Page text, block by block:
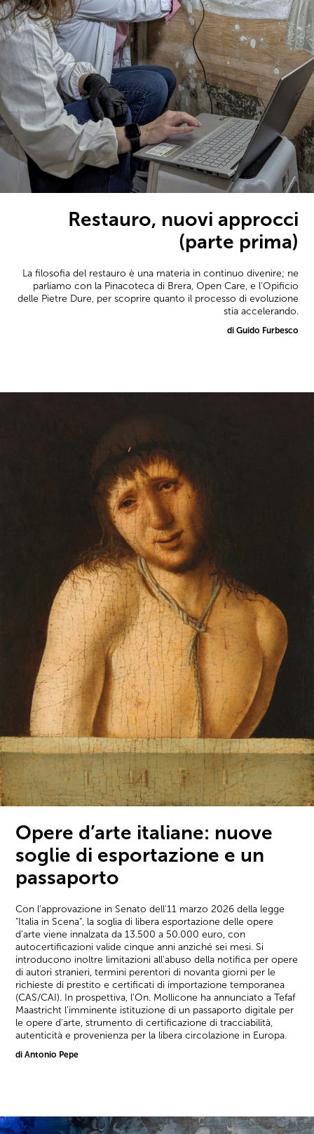
Restauro, nuovi approcci
(parte prima)
La filosofia del restauro è una materia in continuo divenire; ne
parliamo con la Pinacoteca di Brera, Open Care, e l'Opificio
delle Pietre Dure, per scoprire quanto il processo di evoluzione
stia accelerando.
di Guido Furbesco
Opere d’arte italiane: nuove
soglie di esportazione e un
passaporto
Con l'approvazione in Senato dell'11 marzo 2026 della legge
"Italia in Scena", la soglia di libera esportazione delle opere
d'arte viene innalzata da 13.500 a 50.000 euro, con
autocertificazioni valide cinque anni anziché sei mesi. Si
introducono inoltre limitazioni all'abuso della notifica per opere
di autori stranieri, termini perentori di novanta giorni per le
richieste di prestito e certificati di importazione temporanea
(CAS/CAI). In prospettiva, l'On. Mollicone ha annunciato a Tefaf
Maastricht l'imminente istituzione di un passaporto digitale per
le opere d'arte, strumento di certificazione di tracciabilità,
autenticità e provenienza per la libera circolazione in Europa.
di Antonio Pepe